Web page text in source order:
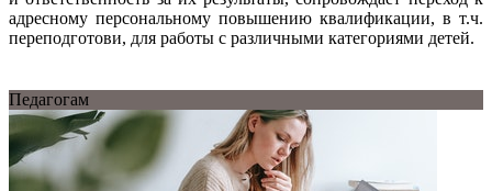
адресному персональному повышению квалификации, в т.ч.
переподготови, для работы с различными категориями детей.
Педагогам